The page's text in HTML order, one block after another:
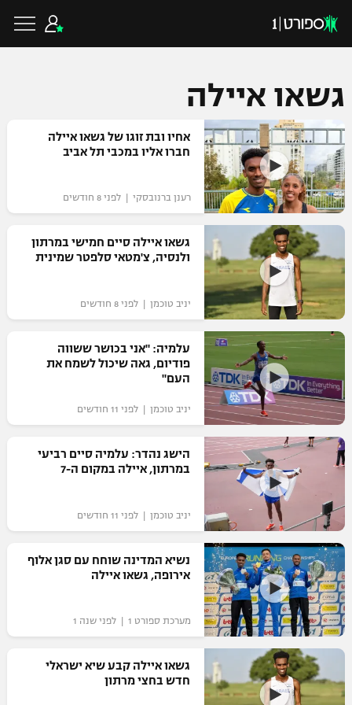
VOD
רץ ברשת
תוצאות
לוח שידורים
ברחבה
"מעל הליגה" – פודקאסט
כדורגל ישראלי
ליגת העל
גביע הטוטו
ליגיונרים
גביע המדינה
נבחרת ישראל
מכבי חיפה
בית"ר ירושלים
מכבי תל אביב
הפועל תל אביב
הפועל חיפה
הפועל באר שבע
מכבי נתניה
בני יהודה
כדורגל עולמי
ליגת האלופות
ליגה אירופית
ליגה אנגלית
ליגה גרמנית
ליגה ספרדית
ליגה איטלקית
ליגה צרפתית
ליגה הולנדית
ליגה סינית
ליגה ברזילאית
ליגות נוספות
כדורסל ישראלי
ליגת ווינר סל
ליגה לאומית
כדורסל נשים
מכבי תל אביב
הפועל חולון
הפועל ירושלים
דני אבדיה
כדורסל עולמי
NBA
יורוליג
יורוקאפ
ענפים נוספים
טניס
כדוריד
כדורעף
שחייה
ג'ודו
אגרוף
ספורט אולימפי
UFC
היאבקות WWE
גשאו איילה
אחיו ובת זוגו של גשאו איילה
חברו אליו במכבי תל אביב
רענן ברנובסקי | לפני 8 חודשים
גשאו איילה סיים חמישי במרתון
ולנסיה, צ'מטאי סלפטר שמינית
יניב טוכמן | לפני 8 חודשים
עלמיה: "אני בכושר ששווה
פודיום, גאה שיכול לשמח את
העם"
יניב טוכמן | לפני 11 חודשים
הישג נהדר: עלמיה סיים רביעי
במרתון, איילה במקום ה-7
יניב טוכמן | לפני 11 חודשים
נשיא המדינה שוחח עם סגן אלוף
אירופה, גשאו איילה
מערכת ספורט 1 | לפני שנה 1
גשאו איילה קבע שיא ישראלי
חדש בחצי מרתון